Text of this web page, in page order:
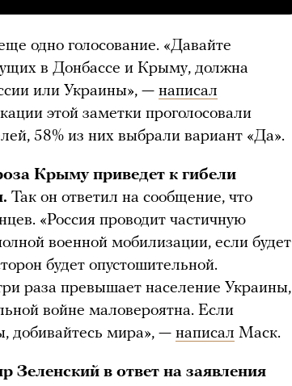
одно голосование. «Давайте
в Донбассе и Крыму, должна
или Украины», — написал
этой заметки проголосовали
58% из них выбрали вариант «Да».
Крыму приведет к гибели
Так он ответил на сообщение, что
«Россия проводит частичную
военной мобилизации, если будет
будет опустошительной.
раза превышает население Украины,
войне маловероятна. Если
добивайтесь мира», — написал Маск.
в ответ на заявления